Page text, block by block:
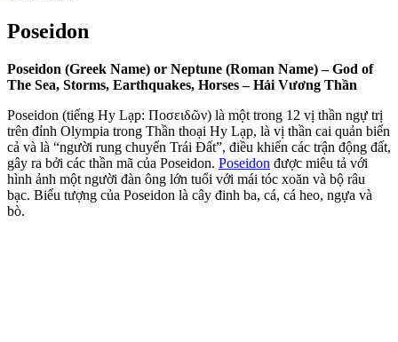
Poseidon
Poseidon (Greek Name) or Neptune (Roman Name) – God of
The Sea, Storms, Earthquakes, Horses – Hải Vương Thần
Poseidon (tiếng Hy Lạp: Ποσειδῶν) là một trong 12 vị thần ngự trị
trên đỉnh Olympia trong Thần thoại Hy Lạp, là vị thần cai quản biển
cả và là “người rung chuyển Trái Đất”, điều khiển các trận động đất,
gây ra bởi các thần mã của Poseidon. Poseidon được miêu tả với
hình ảnh một người đàn ông lớn tuổi với mái tóc xoăn và bộ râu
bạc. Biểu tượng của Poseidon là cây đinh ba, cá, cá heo, ngựa và
bò.